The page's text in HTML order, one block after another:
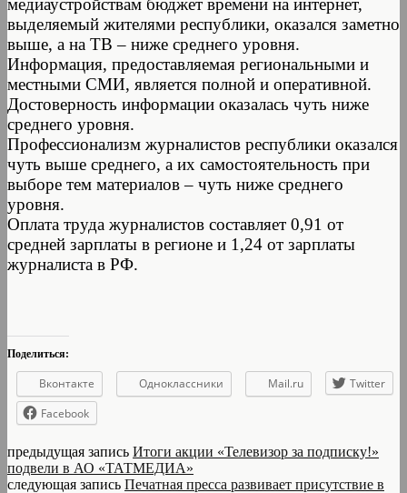
медиаустройствам бюджет времени на интернет,
выделяемый жителями республики, оказался заметно
выше, а на ТВ – ниже среднего уровня.
Информация, предоставляемая региональными и
местными СМИ, является полной и оперативной.
Достоверность информации оказалась чуть ниже
среднего уровня.
Профессионализм журналистов республики оказался
чуть выше среднего, а их самостоятельность при
выборе тем материалов – чуть ниже среднего
уровня.
Оплата труда журналистов составляет 0,91 от
средней зарплаты в регионе и 1,24 от зарплаты
журналиста в РФ.
Поделиться:
Вконтакте Одноклассники Mail.ru
Twitter
Facebook
предыдущая запись Итоги акции «Телевизор за подписку!»
подвели в АО «ТАТМЕДИА»
следующая запись Печатная пресса развивает присутствие в